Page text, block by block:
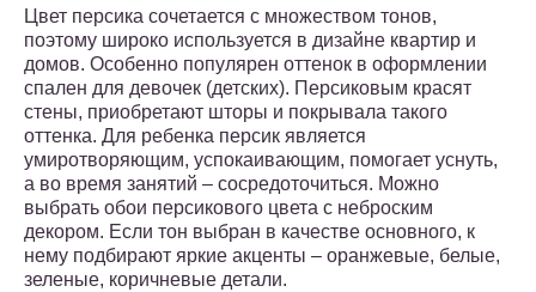
Цвет персика сочетается с множеством тонов,
поэтому широко используется в дизайне квартир и
домов. Особенно популярен оттенок в оформлении
спален для девочек (детских). Персиковым красят
стены, приобретают шторы и покрывала такого
оттенка. Для ребенка персик является
умиротворяющим, успокаивающим, помогает уснуть,
а во время занятий – сосредоточиться. Можно
выбрать обои персикового цвета с неброским
декором. Если тон выбран в качестве основного, к
нему подбирают яркие акценты – оранжевые, белые,
зеленые, коричневые детали.